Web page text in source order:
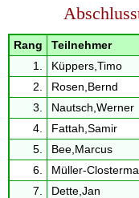
Rang Teilnehmer
1.
Küppers,Timo
2.
Rosen,Bernd
3.
Nautsch,Werner
4.
Fattah,Samir
5.
Bee,Marcus
6.
Müller-
7.
Dette,Jan